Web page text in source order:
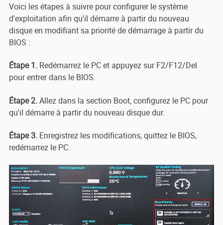
Voici les étapes à suivre pour configurer le système
d'exploitation afin qu'il démarre à partir du nouveau
disque en modifiant sa priorité de démarrage à partir du
BIOS :
Étape 1. Redémarrez le PC et appuyez sur F2/F12/Del
pour entrer dans le BIOS.
Étape 2.Allez dans la section Boot, configurez le PC pour
qu'il démarre à partir du nouveau disque dur.
Étape 3. Enregistrez les modifications, quittez le BIOS,
redémarrez le PC.